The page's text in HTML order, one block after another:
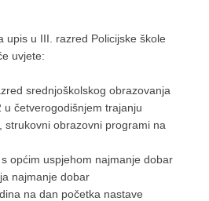
upis u III. razred Policijske škole
uvjete:
srednjoškolskog obrazovanja
u četverogodišnjem trajanju
strukovni obrazovni programi na
općim uspjehom najmanje dobar
najmanje dobar
na dan početka nastave